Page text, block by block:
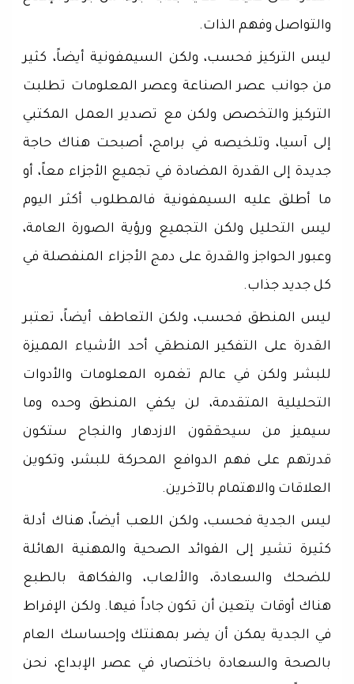
والتواصل وفهم الذات.
ليس التركيز فحسب، ولكن السيمفونية أيضاً، كثير
من جوانب عصر الصناعة وعصر المعلومات تطلبت
التركيز والتخصص ولكن مع تصدير العمل المكتبي
إلى آسيا، وتلخيصه في برامج، أصبحت هناك حاجة
جديدة إلى القدرة المضادة في تجميع الأجزاء معاً، أو
ما أطلق عليه السيمفونية فالمطلوب أكثر اليوم
ليس التحليل ولكن التجميع ورؤية الصورة العامة،
وعبور الحواجز والقدرة على دمج الأجزاء المنفصلة في
كل جديد جذاب.
ليس المنطق فحسب، ولكن التعاطف أيضاً، تعتبر
القدرة على التفكير المنطقي أحد الأشياء المميزة
للبشر ولكن في عالم تغمره المعلومات والأدوات
التحليلية المتقدمة، لن يكفي المنطق وحده وما
سيميز من سيحققون الازدهار والنجاح ستكون
قدرتهم على فهم الدوافع المحركة للبشر، وتكوين
العلاقات والاهتمام بالآخرين.
ليس الجدية فحسب، ولكن اللعب أيضاً، هناك أدلة
كثيرة تشير إلى الفوائد الصحية والمهنية الهائلة
للضحك والسعادة، والألعاب، والفكاهة بالطبع
هناك أوقات يتعين أن تكون جاداً فيها. ولكن الإفراط
في الجدية يمكن أن يضر بمهنتك وإحساسك العام
بالصحة والسعادة باختصار، في عصر الإبداع، نحن